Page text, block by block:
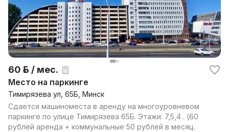
60 р. / мес.
Место на паркинге
Тимирязева ул, 65Б, Минск
Сдается машиноместа в аренду на многоуровневом
паркинге по улице Тимирязева 65Б. Этажи: 7,5,4 . (60
рублей аренда + коммунальные 50 рублей в месяц.